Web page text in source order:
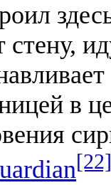
в
[22]